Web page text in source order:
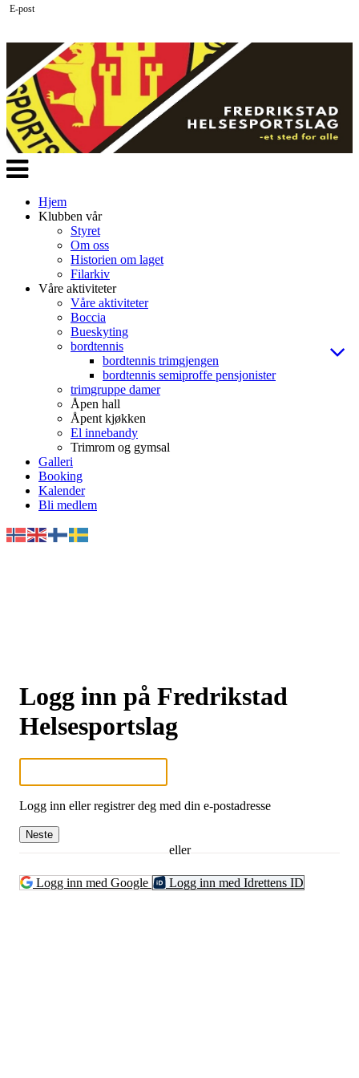
Veksle
navigasjon
Hjem
Klubben vår
Styret
Om oss
Historien om laget
Filarkiv
Våre aktiviteter
Våre aktiviteter
Boccia
Bueskyting
bordtennis
bordtennis trimgjengen
bordtennis semiproffe pensjonister
trimgruppe damer
Åpen hall
Åpent kjøkken
El innebandy
Trimrom og gymsal
Galleri
Booking
Kalender
Bli medlem
Logg inn på Fredrikstad
Helsesportslag
E-post
Logg inn eller registrer deg med din e-postadresse
Neste
eller
Logg inn med Google Logg inn med Idrettens ID